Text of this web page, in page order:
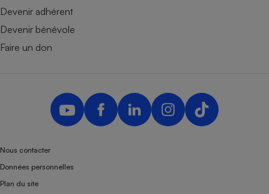
Devenir adhérent
Devenir bénévole
Faire un don
Nous contacter
Données personnelles
Plan du site